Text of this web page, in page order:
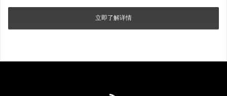
立即了解详情